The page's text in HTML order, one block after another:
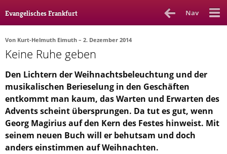
Evangelisches Frankfurt Nav
Rubrik Ausgabe Autor_in
Bücher & Filme
Ethik
Gott & Glauben
Kultur
Von Kurt-Helmuth Eimuth – 2. Dezember 2014
Keine Ruhe geben
Den Lichtern der Weihnachtsbeleuchtung und der
musikalischen Berieselung in den Geschäften
entkommt man kaum, das Warten und Erwarten des
Advents scheint übersprungen. Da tut es gut, wenn
Georg Magirius auf den Kern des Festes hinweist. Mit
seinem neuen Buch will er behutsam und doch
anders einstimmen auf Weihnachten.